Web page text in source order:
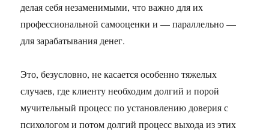
делая себя незаменимыми, что важно для их
профессиональной самооценки и — параллельно —
для зарабатывания денег.
Это, безусловно, не касается особенно тяжелых
случаев, где клиенту необходим долгий и порой
мучительный процесс по установлению доверия с
психологом и потом долгий процесс выхода из этих